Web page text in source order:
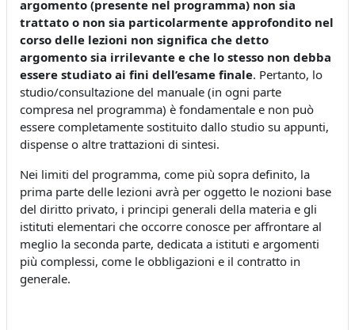
argomento (presente nel programma) non sia
trattato o non sia particolarmente approfondito nel
corso delle lezioni non significa che detto
argomento sia irrilevante e che lo stesso non debba
essere studiato ai fini dell’esame finale. Pertanto, lo
studio/consultazione del manuale (in ogni parte
compresa nel programma) è fondamentale e non può
essere completamente sostituito dallo studio su appunti,
dispense o altre trattazioni di sintesi.
Nei limiti del programma, come più sopra definito, la
prima parte delle lezioni avrà per oggetto le nozioni base
del diritto privato, i principi generali della materia e gli
istituti elementari che occorre conosce per affrontare al
meglio la seconda parte, dedicata a istituti e argomenti
più complessi, come le obbligazioni e il contratto in
generale.